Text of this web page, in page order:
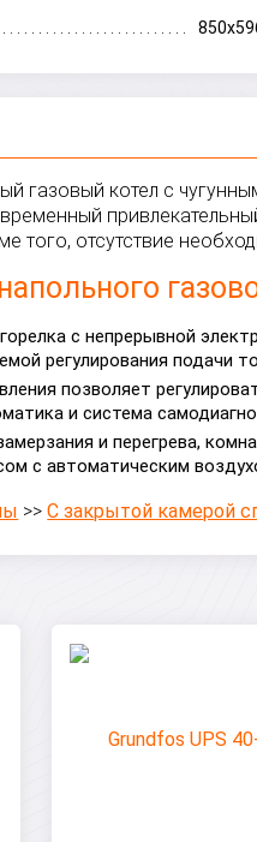
газовый котел с
того, отсутствие
с непрерывной
регулирования подачи
позволяет
и система
и перегрева,
с автоматическим
>>С закрытой камерой